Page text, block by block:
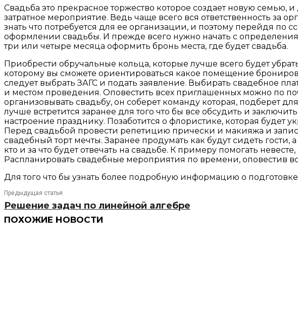
Свадьба это прекрасное торжество которое создает новую
затратное мероприятие. Ведь чаще всего вся ответственность за
знать что потребуется для ее организации, и поэтому перейдя по
оформлении свадьбы. И прежде всего нужно начать с определения
три или четыре месяца оформить бронь места, где будет свадьба.
Приобрести обручальные кольца, которые лучше всего будет
которому вы сможете ориентироваться какое помещение
следует выбрать ЗАГС и подать заявление. Выбирать свадебное
и местом проведения. Оповестить всех приглашенных можно по
организовывать свадьбу, он соберет команду которая, подберет
лучше встретится заранее для того что бы все обсудить и
настроение празднику. Позаботится о флористике, которая будет
Перед свадьбой провести репетицию прически и макияжа и
свадебный торт мечты. Заранее продумать как будут сидеть гости,
кто и за что будет отвечать на свадьбе. К примеру помогать
Распланировать свадебные мероприятия по времени, оповестив
Для того что бы узнать более подробную информацию о
Предыдущая статья
Решение задач по линейной алгебре
ПОХОЖИЕ НОВОСТИ